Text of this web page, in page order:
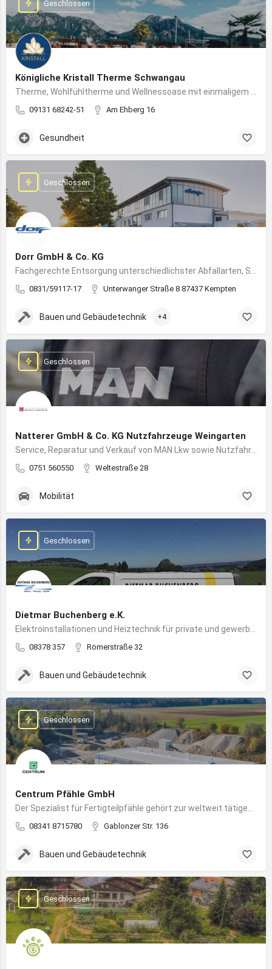
Königliche Kristall Therme Schwangau
09131 68242-51 Am Ehberg 16
Geschlossen
Gesundheit
Dorr GmbH & Co. KG
0831/59117-17 Unterwanger Straße 8 87437 Kempten
Geschlossen
Bauen und Gebäudetechnik +4
Natterer GmbH & Co. KG Nutzfahrzeuge Weingarten
0751 560550 Weltestraße 28
Geschlossen
Mobilität
Dietmar Buchenberg e.K.
08378 357 Römerstraße 32
Geschlossen
Bauen und Gebäudetechnik
Centrum Pfähle GmbH
08341 8715780 Gablonzer Str. 136
Geschlossen
Bauen und Gebäudetechnik
Geschlossen